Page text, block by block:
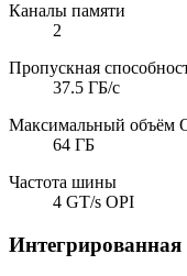
Каналы памяти
2
Пропускная
37.5 ГБ/с
Максимальный объём
64 ГБ
Частота шины
4 GT/s OPI